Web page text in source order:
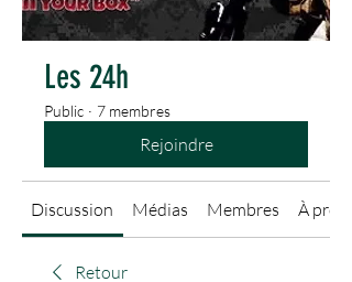
Les 24h
Public · 7 membres
Rejoindre
Discussion Médias Membres À
Retour